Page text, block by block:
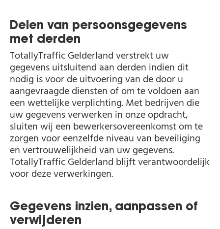
Delen van persoonsgegevens
met derden
TotallyTraffic Gelderland verstrekt uw
gegevens uitsluitend aan derden indien dit
nodig is voor de uitvoering van de door u
aangevraagde diensten of om te voldoen aan
een wettelijke verplichting. Met bedrijven die
uw gegevens verwerken in onze opdracht,
sluiten wij een bewerkersovereenkomst om te
zorgen voor eenzelfde niveau van beveiliging
en vertrouwelijkheid van uw gegevens.
TotallyTraffic Gelderland blijft verantwoordelijk
voor deze verwerkingen.
Gegevens inzien, aanpassen of
verwijderen